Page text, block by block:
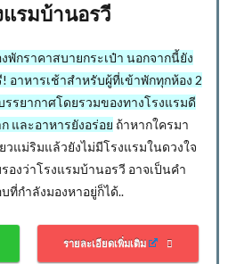
แรมบ้านอรวี
พักราคาสบายกระเป๋า นอกจากนี้ยัง
อาหารเช้าสำหรับผู้ที่เข้าพักทุกห้อง 2
รรยากาศโดยรวมของทางโรงแรมดี
และอาหารยังอร่อย ถ้าหากใครมา
วแม่ริมแล้วยังไม่มีโรงแรมในดวงใจ
องว่าโรงแรมบ้านอรวี อาจเป็นคำ
ที่กำลังมองหาอยู่ก็ได้..
รายละเอียดเพิ่มเติม